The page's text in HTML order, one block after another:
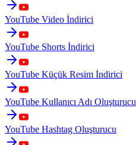
YouTube Video İndirici
YouTube Shorts İndirici
YouTube Küçük Resim İndirici
YouTube Kullanıcı Adı Oluşturucu
YouTube Hashtag Oluşturucu